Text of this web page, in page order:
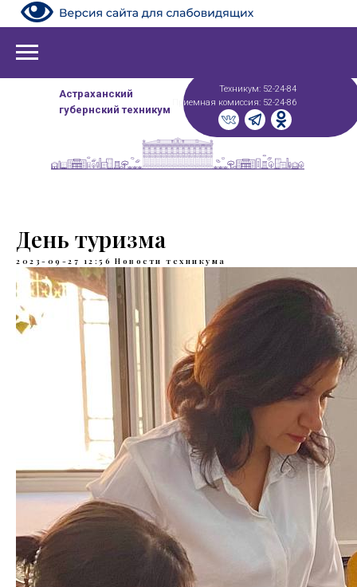
Астраханский
губернский техникум
Техникум: 52-24-84
Приемная комиссия: 52-24-86
День туризма
2023-09-27 12:56 Новости техникума